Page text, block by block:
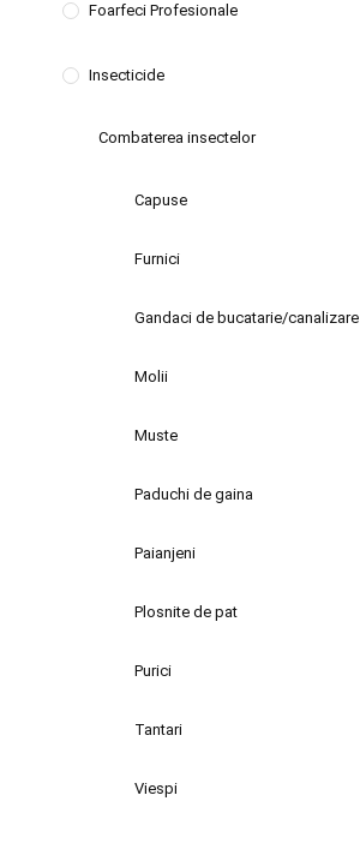
Foarfeci Profesionale
Insecticide
Combaterea insectelor
Capuse
Furnici
Gandaci de bucatarie/canalizare
Molii
Muste
Paduchi de gaina
Paianjeni
Plosnite de pat
Purici
Tantari
Viespi